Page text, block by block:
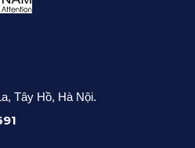
Tây Hồ, Hà Nội.